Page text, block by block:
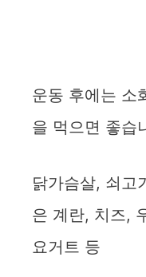
운동 후에는 소
을 먹으면 좋습
닭가슴살, 쇠고
은 계란, 치즈,
요거트 등